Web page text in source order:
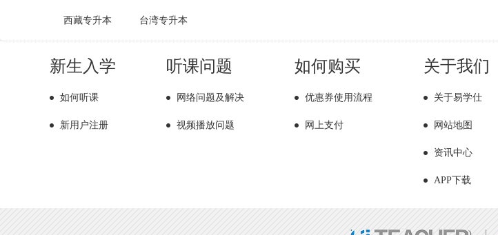
西藏专升本 台湾专升本
新生入学
如何听课
新用户注册
听课问题
网络问题及解决
视频播放问题
如何购买
优惠券使用流程
网上支付
关于我们
关于易学仕
网站地图
资讯中心
APP下载